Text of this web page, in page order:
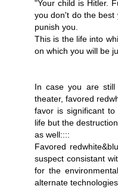
"Your child is Hitler.
you don't do the best
punish you.
This is the life into
on which you will be
In case you are still
theater, favored
favor is significant
life but the
as well::::
Favored
suspect consistant
for the
alternate